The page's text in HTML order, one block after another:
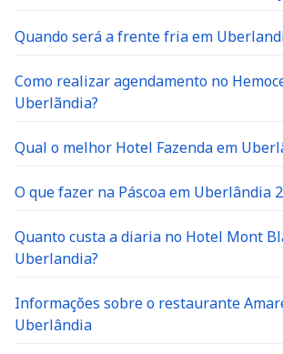
Quando será a frente fria em
Como realizar agendamento no
Uberlãndia?
Qual o melhor Hotel Fazenda em
O que fazer na Páscoa em Uberlândia
Quanto custa a diaria no Hotel Mont
Uberlandia?
Informações sobre o restaurante
Uberlândia